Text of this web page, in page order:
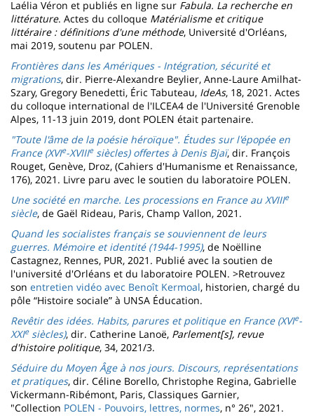
Laélia Véron et publiés en ligne sur Fabula. La recherche en
littérature. Actes du colloque Matérialisme et critique
littéraire : définitions d'une méthode, Université d'Orléans,
mai 2019, soutenu par POLEN.
Frontières dans les Amériques - Intégration, sécurité et
migrations, dir. Pierre-Alexandre Beylier, Anne-Laure Amilhat-
Szary, Gregory Benedetti, Éric Tabuteau, IdeAs, 18, 2021. Actes
du colloque international de l'ILCEA4 de l'Université Grenoble
Alpes, 11-13 juin 2019, dont POLEN était partenaire.
"Toute l'âme de la poésie héroïque". Études sur l'épopée en
France (XVIe-XVIIIesiècles) offertes à Denis Bjaï, dir. François
Rouget, Genève, Droz, (Cahiers d'Humanisme et Renaissance,
176), 2021. Livre paru avec le soutien du laboratoire POLEN.
Une société en marche. Les processions en France au XVIIIe
siècle, de Gaël Rideau, Paris, Champ Vallon, 2021.
Quand les socialistes français se souviennent de leurs
guerres. Mémoire et identité (1944-1995), de Noëlline
Castagnez, Rennes, PUR, 2021. Publié avec la soutien de
l'université d'Orléans et du laboratoire POLEN. >Retrouvez
son entretien vidéo avec Benoît Kermoal, historien, chargé du
pôle “Histoire sociale” à UNSA Éducation.
Revêtir des idées. Habits, parures et politique en France (XVIe-
XXIesiècles), dir. Catherine Lanoë, Parlement[s], revue
d'histoire politique, 34, 2021/3.
Séduire du Moyen Âge à nos jours. Discours, représentations
et pratiques, dir. Céline Borello, Christophe Regina, Gabrielle
Vickermann-Ribémont, Paris, Classiques Garnier,
"Collection POLEN - Pouvoirs, lettres, normes, n° 26", 2021.